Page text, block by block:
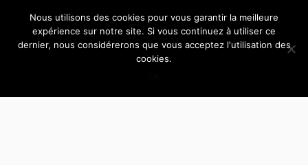
Nous utilisons des cookies pour vous garantir la meilleure
expérience sur notre site. Si vous continuez à utiliser ce
dernier, nous considérerons que vous acceptez l'utilisation des
cookies.